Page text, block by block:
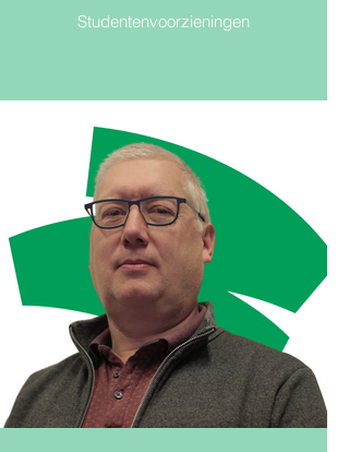
Studentenvoorzieningen